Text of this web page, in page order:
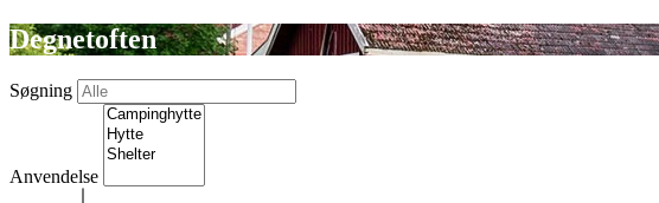
Degnetoften
Søgning
Anvendelse